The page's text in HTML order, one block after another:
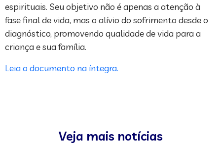
espirituais. Seu objetivo não é apenas a atenção à
fase final de vida, mas o alívio do sofrimento desde o
diagnóstico, promovendo qualidade de vida para a
criança e sua família.
Leia o documento na íntegra.
Veja mais notícias